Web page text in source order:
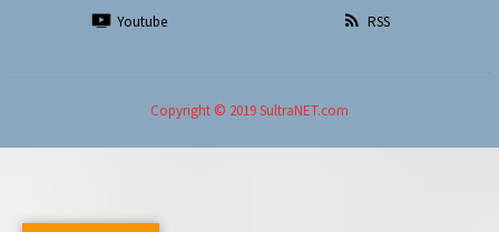
Youtube
RSS
Copyright © 2019 SultraNET.com